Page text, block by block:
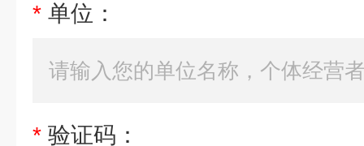
* 单位：
* 验证码：